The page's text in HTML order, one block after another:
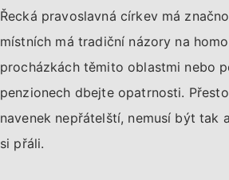
Řecká pravoslavná církev má
místních má tradiční názory na
procházkách těmito oblastmi nebo
penzionech dbejte opatrnosti.
navenek nepřátelští, nemusí být tak
si přáli.